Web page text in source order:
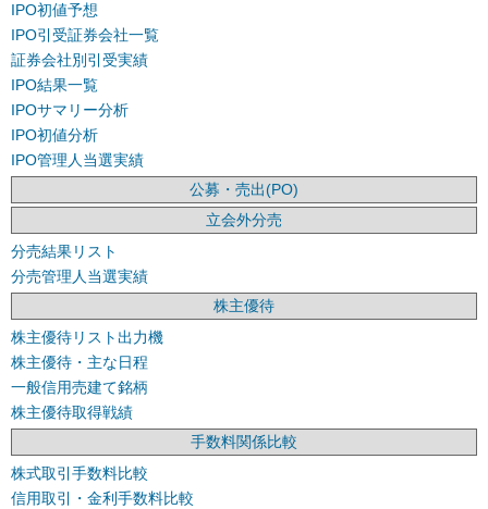
IPO初値予想
IPO引受証券会社一覧
証券会社別引受実績
IPO結果一覧
IPOサマリー分析
IPO初値分析
IPO管理人当選実績
公募・売出(PO)
立会外分売
分売結果リスト
分売管理人当選実績
株主優待
株主優待リスト出力機
株主優待・主な日程
一般信用売建て銘柄
株主優待取得戦績
手数料関係比較
株式取引手数料比較
信用取引・金利手数料比較